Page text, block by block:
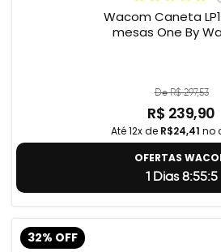
Wacom Caneta
mesas One By
De R$ 297,53
R$ 239,90
Até 12x de R$24,41 no
OFERTAS
1 Dias 8:55:4
32% OFF